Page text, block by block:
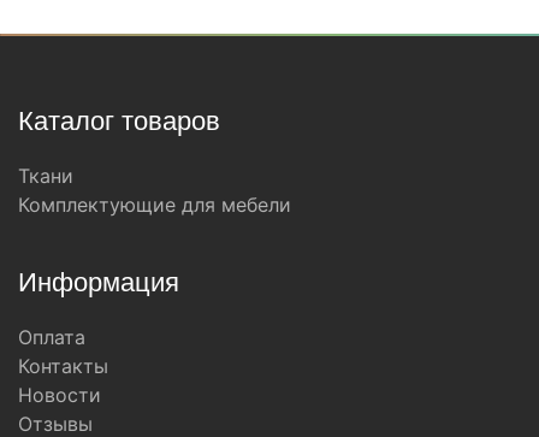
Каталог товаров
Ткани
Комплектующие для мебели
Информация
Оплата
Контакты
Новости
Отзывы